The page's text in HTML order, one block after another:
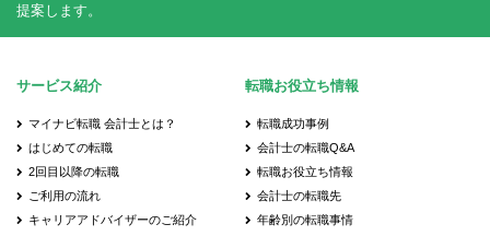
提案します。
サービス紹介
マイナビ転職 会計士とは？
はじめての転職
2回目以降の転職
ご利用の流れ
キャリアアドバイザーのご紹介
転職お役立ち情報
転職成功事例
会計士の転職Q&A
転職お役立ち情報
会計士の転職先
年齢別の転職事情